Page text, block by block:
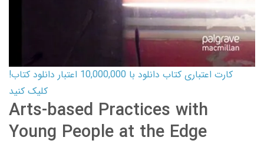
کارت اعتباری کتاب دانلود با 10,000,000 اعتبار دانلود کتاب!
کلیک کنید
Arts-based Practices with
Young People at the Edge